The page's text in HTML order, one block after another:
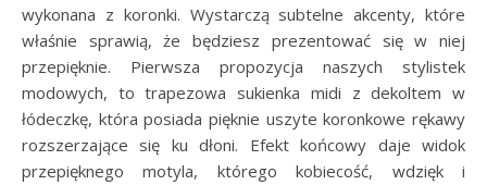
wykonana z koronki. Wystarczą subtelne akcenty, które
właśnie sprawią, że będziesz prezentować się w niej
przepięknie. Pierwsza propozycja naszych stylistek
modowych, to trapezowa sukienka midi z dekoltem w
łódeczkę, która posiada pięknie uszyte koronkowe rękawy
rozszerzające się ku dłoni. Efekt końcowy daje widok
przepięknego motyla, którego kobiecość, wdzięk i